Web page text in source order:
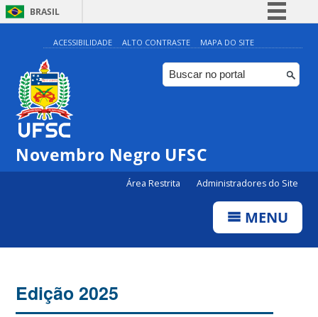
BRASIL
Simplifique!
Comunica BR
Participe
ACESSIBILIDADE ALTO CONTRASTE MAPA DO SITE
Novembro Negro UFSC
Área Restrita Administradores do Site
MENU
Edição 2025